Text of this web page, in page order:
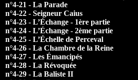
n°4-21 - La Parade
n°4-22 - Seigneur Caius
n°4-23 - L’Échange - 1ère partie
n°4-24 - L’Échange - 2ème partie
n°4-25 - L’Échelle de Perceval
n°4-26 - La Chambre de la Reine
n°4-27 - Les Émancipés
n°4-28 - La Révoquée
n°4-29 - La Baliste II